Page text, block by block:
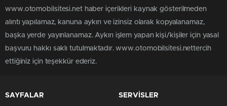
Mar '26 May '26 Tem '26
www.otomobilsitesi.net haber içerikleri kaynak gösterilmeden
alıntı yapılamaz, kanuna aykırı ve izinsiz olarak kopyalanamaz,
başka yerde yayınlanamaz. Aykırı işlem yapan kişi/kişiler için yasal
başvuru hakkı saklı tutulmaktadır. www.otomobilsitesi.nettercih
ettiğiniz için teşekkür ederiz.
SAYFALAR SERVİSLER